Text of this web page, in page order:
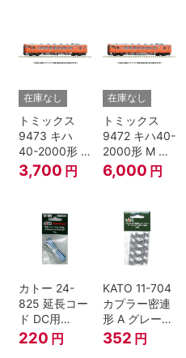
在庫なし
トミックス
9473 キハ
40-2000形 T
Nゲージ
3,700 円
在庫なし
トミックス
9472 キハ40-
2000形 M N
ゲージ
6,000 円
カトー 24-
825 延長コー
ド DC用
(90cm）
220 円
KATO 11-704
カプラー密連
形 A グレー
(20個入) (ア
ーノルドカプ
352 円